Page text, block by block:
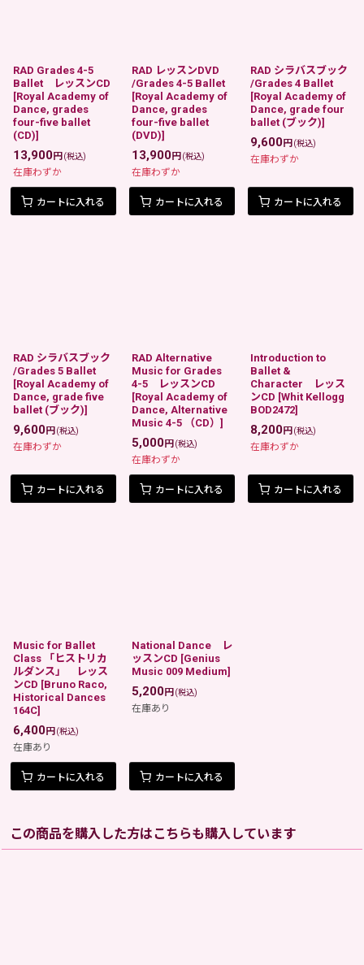
RAD Grades 4-5
Ballet レッスンCD
[Royal Academy of
Dance, grades
four-five ballet
(CD)]
13,900円(税込)
在庫わずか
カートに入れる
RAD レッスンDVD
/Grades 4-5 Ballet
[Royal Academy of
Dance, grades
four-five ballet
(DVD)]
13,900円(税込)
在庫わずか
カートに入れる
RAD シラバスブック
/Grades 4 Ballet
[Royal Academy of
Dance, grade four
ballet (ブック)]
9,600円(税込)
在庫わずか
カートに入れる
RAD シラバスブック
/Grades 5 Ballet
[Royal Academy of
Dance, grade five
ballet (ブック)]
9,600円(税込)
在庫わずか
カートに入れる
RAD Alternative
Music for Grades
4-5 レッスンCD
[Royal Academy of
Dance, Alternative
Music 4-5 （CD） ]
5,000円(税込)
在庫わずか
カートに入れる
Introduction to
Ballet &
Character レッス
ンCD [Whit Kellogg
BOD2472]
8,200円(税込)
在庫わずか
カートに入れる
Music for Ballet
Class 「ヒストリカ
ルダンス」 レッス
ンCD [Bruno Raco,
Historical Dances
164C]
6,400円(税込)
在庫あり
カートに入れる
National Dance レ
ッスンCD [Genius
Music 009 Medium]
5,200円(税込)
在庫あり
カートに入れる
この商品を購入した方はこちらも購入しています